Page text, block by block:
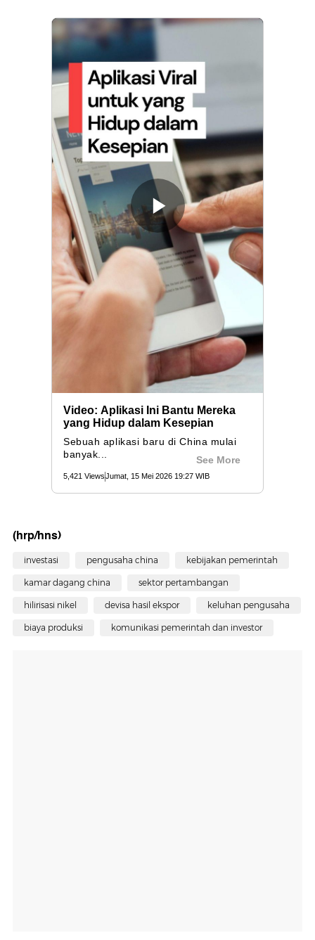
(hrp/hns)
investasi pengusaha china kebijakan pemerintah
kamar dagang china sektor pertambangan
hilirisasi nikel devisa hasil ekspor keluhan pengusaha
biaya produksi komunikasi pemerintah dan investor